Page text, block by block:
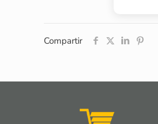
Compartir